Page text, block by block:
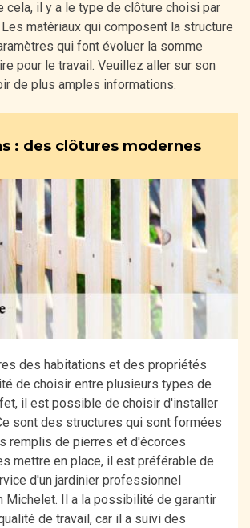
cela, il y a le type de clôture choisi par
matériaux qui composent la structure
qui font évoluer la somme
pour le travail. Veuillez aller sur son
de plus amples informations.
: des clôtures modernes
des habitations et des propriétés
de choisir entre plusieurs types de
il est possible de choisir d'installer
sont des structures qui sont formées
remplis de pierres et d'écorces
mettre en place, il est préférable de
d'un jardinier professionnel
Michelet. Il a la possibilité de garantir
de travail, car il a suivi des